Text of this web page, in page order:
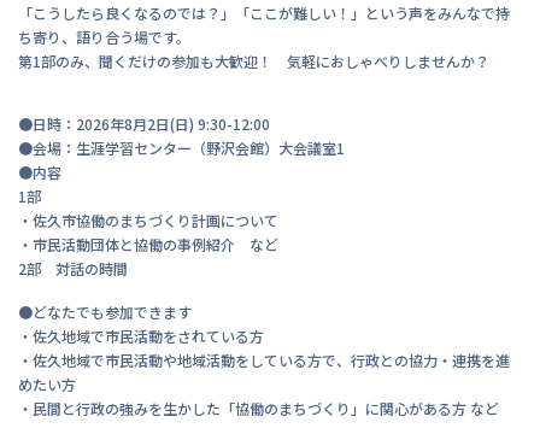
「こうしたら良くなるのでは？」「ここが難しい！」という声をみんなで持
ち寄り、語り合う場です。
第1部のみ、聞くだけの参加も大歓迎！ 気軽におしゃべりしませんか？
●日時：2026年8月2日(日) 9:30-12:00
●会場：生涯学習センター（野沢会館）大会議室1
●内容
1部
・佐久市協働のまちづくり計画について
・市民活動団体と協働の事例紹介 など
2部 対話の時間
●どなたでも参加できます
・佐久地域で市民活動をされている方
・佐久地域で市民活動や地域活動をしている方で、行政との協力・連携を進
めたい方
・民間と行政の強みを生かした「協働のまちづくり」に関心がある方 など